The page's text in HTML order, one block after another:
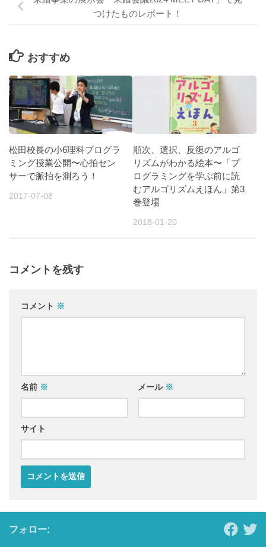
つけたものレポート！
おすすめ
松田校長の小6理科プログラ
ミング授業公開〜心拍セン
サーで脈拍を測ろう！
2017-07-08
順次、選択、反復のアルゴ
リズムがわかる絵本〜「プ
ログラミングを学ぶ前に読
むアルゴリズムえほん」第3
巻登場
2018-01-20
コメントを残す
コメント ※
名前 ※ メール ※
サイト
フォロー: